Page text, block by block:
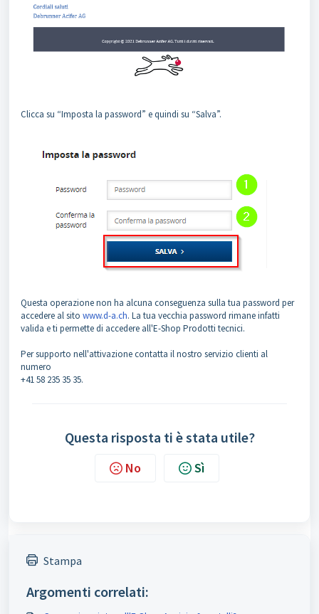
Clicca su “Imposta la password” e quindi su “Salva”.
Questa operazione non ha alcuna conseguenza sulla tua password per
accedere al sito www.d-a.ch. La tua vecchia password rimane infatti
valida e ti permette di accedere all'E-Shop Prodotti tecnici.
Per supporto nell'attivazione contatta il nostro servizio clienti al
numero
+41 58 235 35 35.
Questa risposta ti è stata utile?
No Sì
Stampa
Argomenti correlati: